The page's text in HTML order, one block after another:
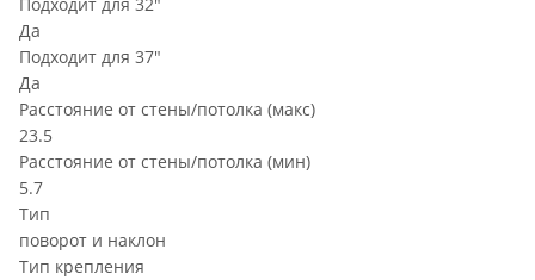
Да
Подходит для 37"
Да
Расстояние от стены/потолка (макс)
23.5
Расстояние от стены/потолка (мин)
5.7
Тип
поворот и наклон
Тип крепления